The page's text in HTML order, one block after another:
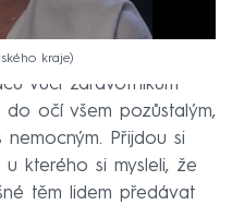
kraje
vůči zdravotníkům
očí všem pozůstalým,
Přijdou si
kterého si mysleli, že
těm lidem předávat